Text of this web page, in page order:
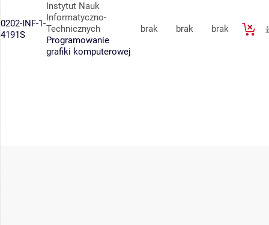
0202-INF-1-
4191S
Instytut Nauk
Informatyczno-
Technicznych
Programowanie
grafiki komputerowej
brak brak brak